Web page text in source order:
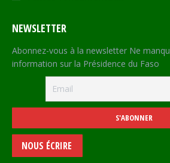
NEWSLETTER
Abonnez-vous à la newsletter Ne
information sur la Présidence du Faso
NOUS ÉCRIRE